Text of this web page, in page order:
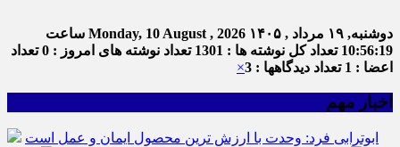
دوشنبه, ۱۹ مرداد , ۱۴۰۵ Monday, 10 August , 2026 ساعت
10:56:20 تعداد کل نوشته ها : 1301 تعداد نوشته های امروز : 0
تعداد
اعضا : 1
تعداد دیدگاهها : 3 ×
اخبار مهم
ابوترابی فرد: وحدت با ارزش ترین محصول ایمان و عمل است